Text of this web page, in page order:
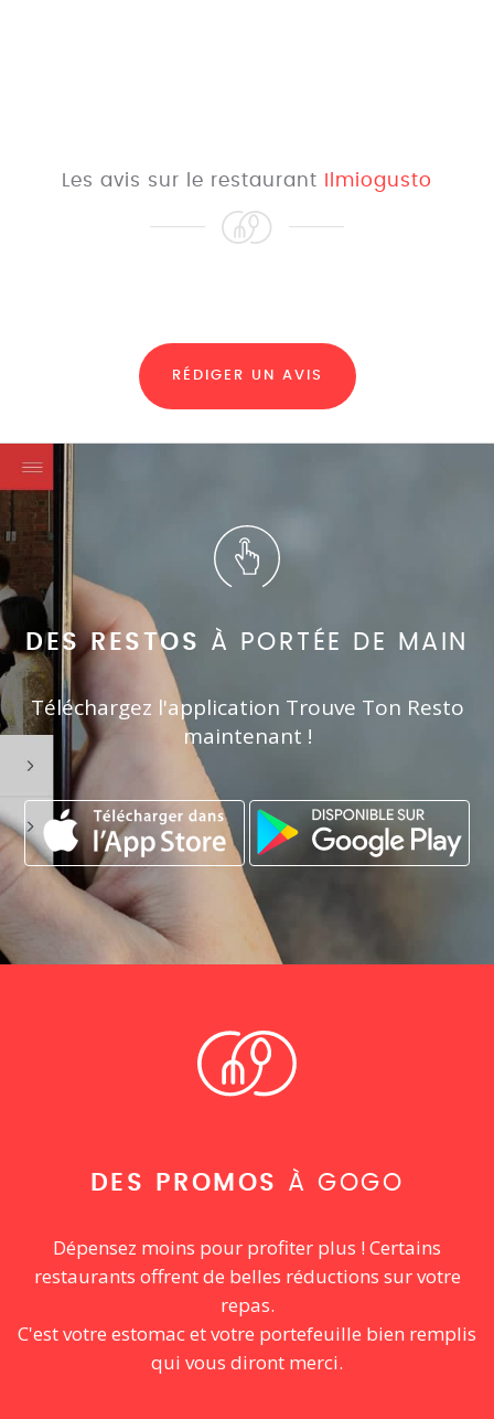
Les avis sur le restaurant Ilmiogusto
RÉDIGER UN AVIS
DES RESTOS À PORTÉE DE MAIN
Téléchargez l'application Trouve Ton Resto
maintenant !
DES PROMOS À GOGO
Dépensez moins pour profiter plus ! Certains
restaurants offrent de belles réductions sur votre
repas.
C'est votre estomac et votre portefeuille bien remplis
qui vous diront merci.